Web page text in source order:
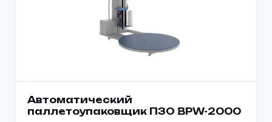
Автоматический
паллетоупаковщик ПЗО BPW-2000